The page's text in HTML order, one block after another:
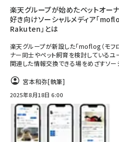
楽天グループが始めたペットオーナ
好き向けソーシャルメディア「
Rakuten」とは
楽天グループが新設した「moflog（モフ
ナー同士やペット飼育を検討しているユ
関連した情報交換できる場をめざすソー
宮本和弥[執筆]
2025年8月18日 6:00